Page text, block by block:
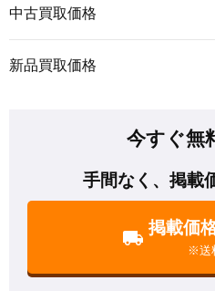
中古買取価格
新品買取価格
今すぐ無
手間なく、掲載
掲載価
※送